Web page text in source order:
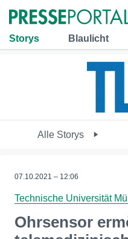
Storys Blaulicht
Alle Storys
07.10.2021 – 12:06
Technische Universität
Ohrsensor